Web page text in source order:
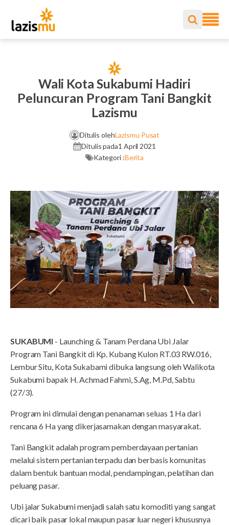
Wali Kota Sukabumi Hadiri
Peluncuran Program Tani Bangkit
Lazismu
Ditulis olehLazismu Pusat
Ditulis pada1 April 2021
Kategori :Berita
SUKABUMI - Launching & Tanam Perdana Ubi Jalar
Program Tani Bangkit di Kp. Kubang Kulon RT.03 RW.016,
Lembur Situ, Kota Sukabami dibuka langsung oleh Walikota
Sukabumi bapak H. Achmad Fahmi, S.Ag, M.Pd, Sabtu
(27/3).
Program ini dimulai dengan penanaman seluas 1 Ha dari
rencana 6 Ha yang dikerjasamakan dengan masyarakat.
Tani Bangkit adalah program pemberdayaan pertanian
melalui sistem pertanian terpadu dan berbasis komunitas
dalam bentuk bantuan modal, pendampingan, pelatihan dan
peluang pasar.
Ubi jalar Sukabumi menjadi salah satu komoditi yang sangat
dicari baik pasar lokal maupun pasar luar negeri khususnya